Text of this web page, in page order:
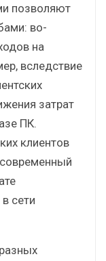
позволяют
во-
на
вследствие
затрат
ПК.
клиентов
сети